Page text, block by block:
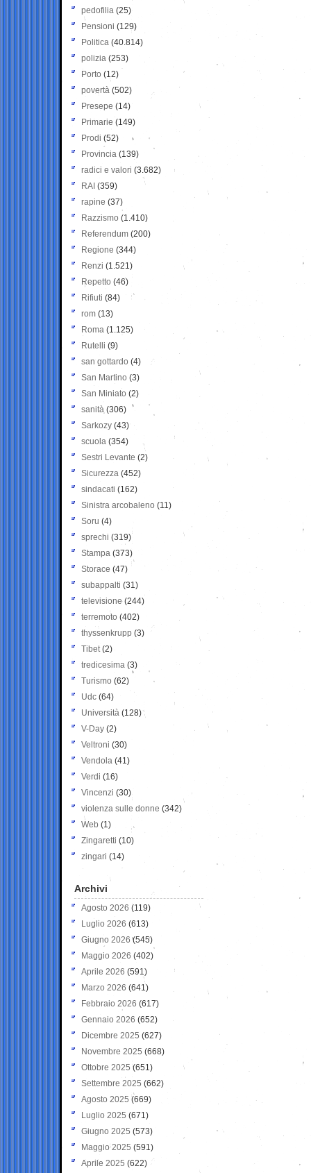
pedofilia (25)
Pensioni (129)
Politica (40.814)
polizia (253)
Porto (12)
povertà (502)
Presepe (14)
Primarie (149)
Prodi (52)
Provincia (139)
radici e valori (3.682)
RAI (359)
rapine (37)
Razzismo (1.410)
Referendum (200)
Regione (344)
Renzi (1.521)
Repetto (46)
Rifiuti (84)
rom (13)
Roma (1.125)
Rutelli (9)
san gottardo (4)
San Martino (3)
San Miniato (2)
sanità (306)
Sarkozy (43)
scuola (354)
Sestri Levante (2)
Sicurezza (452)
sindacati (162)
Sinistra arcobaleno (11)
Soru (4)
sprechi (319)
Stampa (373)
Storace (47)
subappalti (31)
televisione(244)
terremoto (402)
thyssenkrupp (3)
Tibet(2)
tredicesima (3)
Turismo (62)
Udc (64)
Università (128)
V-Day (2)
Veltroni (30)
Vendola (41)
Verdi (16)
Vincenzi (30)
violenza sulle donne (342)
Web (1)
Zingaretti (10)
zingari (14)
Archivi
Agosto 2026 (119)
Luglio 2026 (613)
Giugno 2026 (545)
Maggio 2026 (402)
Aprile 2026 (591)
Marzo 2026 (641)
Febbraio 2026 (617)
Gennaio 2026 (652)
Dicembre 2025 (627)
Novembre 2025 (668)
Ottobre 2025 (651)
Settembre 2025 (662)
Agosto 2025 (669)
Luglio 2025 (671)
Giugno 2025 (573)
Maggio 2025 (591)
Aprile 2025 (622)